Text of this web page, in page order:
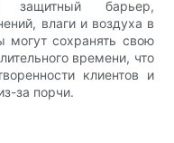
защитный барьер,
влаги и воздуха в
могут сохранять свою
времени, что
клиентов и
за порчи.